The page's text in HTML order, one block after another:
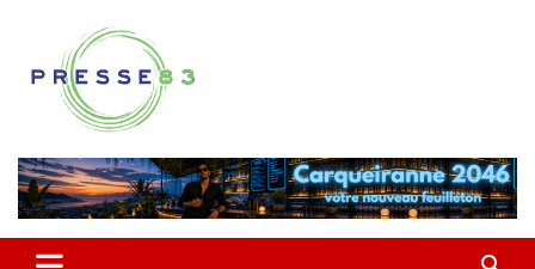
contenu
Presse 83